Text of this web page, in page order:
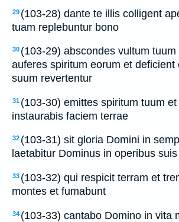
29 (103-28) dante te illis colligent
tuam replebuntur bono
30 (103-29) abscondes vultum
auferes spiritum eorum et deficient
suum revertentur
31 (103-30) emittes spiritum tuum
instaurabis faciem terrae
32 (103-31) sit gloria Domini in
laetabitur Dominus in operibus suis
33 (103-32) qui respicit terram et
montes et fumabunt
34 (103-33) cantabo Domino in vita